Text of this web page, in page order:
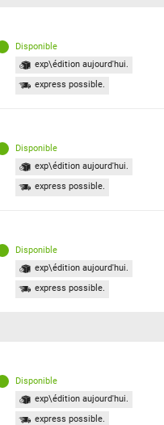
Disponible
exp\édition aujourd'hui.
express possible.
Disponible
exp\édition aujourd'hui.
express possible.
Disponible
exp\édition aujourd'hui.
express possible.
Disponible
exp\édition aujourd'hui.
express possible.